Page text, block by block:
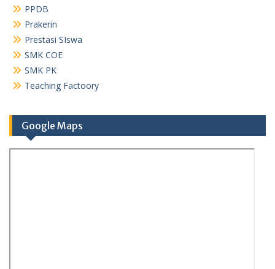
PPDB
Prakerin
Prestasi SIswa
SMK COE
SMK PK
Teaching Factoory
Google Maps